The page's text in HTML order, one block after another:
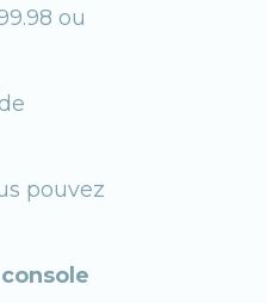
ou
pouvez